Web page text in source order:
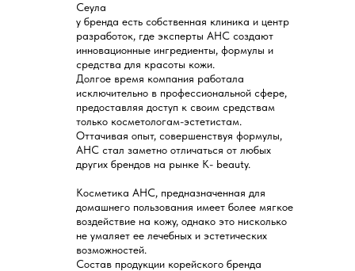
Сеула
у бренда есть собственная клиника и центр
разработок, где эксперты AHC создают
инновационные ингредиенты, формулы и
средства для красоты кожи.
Долгое время компания работала
исключительно в профессиональной сфере,
предоставляя доступ к своим средствам
только косметологам-эстетистам.
Оттачивая опыт, совершенствуя формулы,
АНС стал заметно отличаться от любых
других брендов на рынке К- beauty.
Косметика AHC, предназначенная для
домашнего пользования имеет более мягкое
воздействие на кожу, однако это нисколько
не умаляет ее лечебных и эстетических
возможностей.
Состав продукции корейского бренда